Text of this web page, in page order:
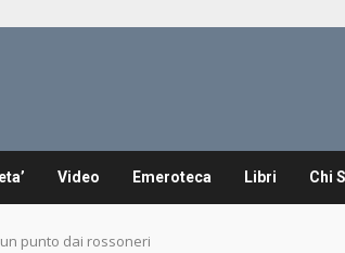
Video Emeroteca Libri Chi
un punto dai rossoneri